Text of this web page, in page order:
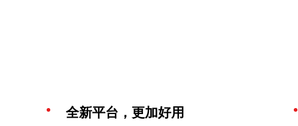
全新平台，更加好用